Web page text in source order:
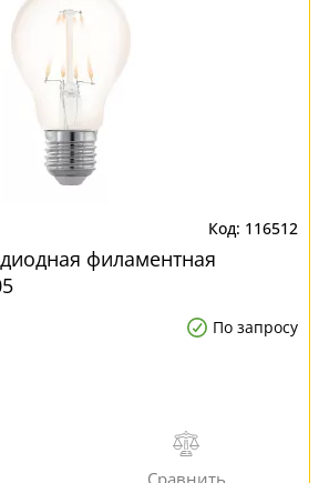
116512
филаментная
По запросу